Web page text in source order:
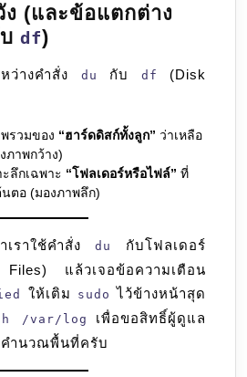
(และข้อแตกต่าง
df)
ว่างคำสั่ง du กับ df
(Disk
รวมของ “ฮาร์ดดิสก์ทั้งลูก” ว่าเหลือ
ภาพกว้าง)
ะลึกเฉพาะ “โฟลเดอร์หรือไฟล์” ที่
นตอ (มองภาพลึก)
เราใช้คำสั่งdu
กับโฟลเดอร์
แล้วเจอข้อความเตือน
ให้เติม sudo ไว้ข้างหน้าสุด
/var/log
เพื่อขอสิทธิ์ผู้ดูแล
คำนวณพื้นที่ครับ